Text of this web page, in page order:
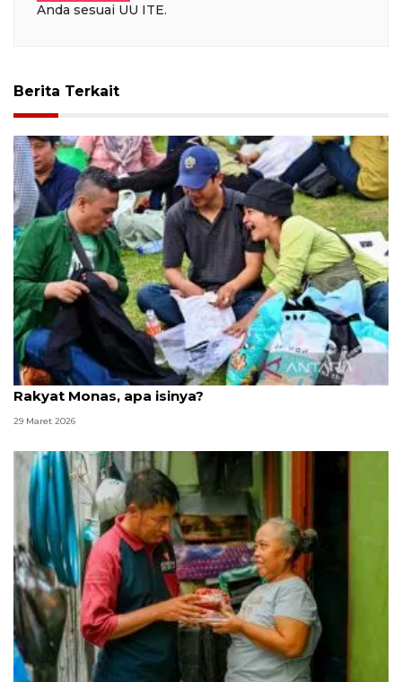
Anda sesuai UU ITE.
Berita Terkait
Warga buka kemas paket sembako di Bazar
Rakyat Monas, apa isinya?
29 Maret 2026